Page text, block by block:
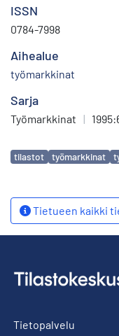
ISSN
0784-7998
Aihealue
työmarkkinat
Sarja
Työmarkkinat |
Avainsanat
tilastot työmarkkinat
Tietueen kaikki
Tietopalvelu